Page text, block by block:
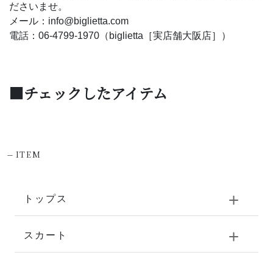
ださいませ。
メール：info@biglietta.com
電話：06-4799-1970（biglietta［実店舗大阪店］）
■チェックしたアイテム
-ITEM
トップス
スカート